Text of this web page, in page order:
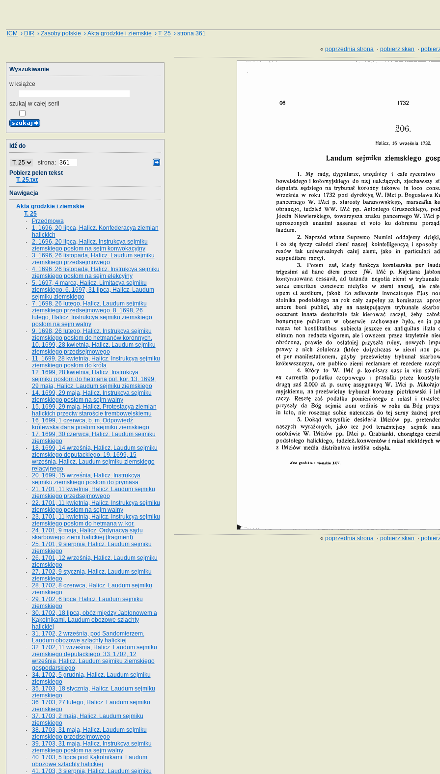
ICM › DIR ›Zasoby polskie ›Akta grodzkie i ziemskie ›T. 25 › strona 361
«poprzednia strona ·pobierz skan ·
«poprzednia strona ·pobierz skan ·
Wyszukiwanie
w książce
szukaj w całej serii
Idź do
strona:
Pobierz pełen tekst
T. 25.txt
Nawigacja
Akta grodzkie i ziemskie
T. 25
Przedmowa
1. 1696, 20 lipca, Halicz. Konfederacya ziemian
halickich
2. 1696, 20 lipca, Halicz. Instrukcya sejmiku
ziemskiego posłom na sejm konwokacyjny
3. 1696, 26 listopada, Halicz. Laudum sejmiku
ziemskiego przedsejmowego
4. 1696, 26 listopada, Halicz. Instrukcya sejmiku
ziemskiego posłom na sejm elekcyjny
5. 1697, 4 marca, Halicz. Limitacya sejmiku
ziemskiego. 6. 1697, 31 lipca, Halicz. Laudum
sejmiku ziemskiego
7. 1698, 26 lutego, Halicz. Laudum sejmiku
ziemskiego przedsejmowego. 8. 1698, 26
lutego, Halicz. Instrukcya sejmiku ziemskiego
posłom na sejm walny
9. 1698, 26 lutego, Halicz. Instrukcya sejmiku
ziemskiego posłom do hetmanów koronnych.
10. 1699, 28 kwietnia, Halicz. Laudum sejmiku
ziemskiego przedsejmowego
11. 1699, 28 kwietnia, Halicz. Instrukcya sejmiku
ziemskiego posłom do króla
12. 1699, 28 kwietnia, Halicz. Instrukcya
sejmiku posłom do hetmana pol. kor. 13. 1699,
29 maja, Halicz. Laudum sejmiku ziemskiego
14. 1699, 29 maja, Halicz. Instrukcya sejmiku
ziemskiego posłom na sejm walny
15. 1699, 29 maja, Halicz. Protestacya ziemian
halickich przeciw staroście trembowelskiemu
16. 1699, 1 czerwca, b. m. Odpowiedź
królewska dana posłom sejmiku ziemskiego
17. 1699, 30 czerwca, Halicz. Laudum sejmiku
ziemskiego
18. 1699, 14 września, Halicz. Laudum sejmiku
ziemskiego deputackiego. 19. 1699, 15
września, Halicz. Laudum sejmiku ziemskiego
relacyjnego
20. 1699, 15 września, Halicz. Instrukcya
sejmiku ziemskiego posłom do prymasa
21. 1701, 11 kwietnia, Halicz. Laudum sejmiku
ziemskiego przedsejmowego
22. 1701, 11 kwietnia, Halicz. Instrukcya sejmiku
ziemskiego posłom na sejm walny
23. 1701, 11 kwietnia, Halicz. Instrukcya sejmiku
ziemskiego posłom do hetmana w. kor.
24. 1701, 9 maja, Halicz. Ordynacya sądu
skarbowego ziemi halickiej (fragment)
25. 1701, 9 sierpnia, Halicz. Laudum sejmiku
ziemskiego
26. 1701, 12 września, Halicz. Laudum sejmiku
ziemskiego
27. 1702, 9 stycznia, Halicz. Laudum sejmiku
ziemskiego
28. 1702, 8 czerwca, Halicz. Laudum sejmiku
ziemskiego
29. 1702, 6 lipca, Halicz. Laudum sejmiku
ziemskiego
30. 1702, 18 lipca, obóz między Jabłonowem a
Kąkolnikami. Laudum obozowe szlachty
halickiej
31. 1702, 2 września, pod Sandomierzem.
Laudum obozowe szlachty halickiej
32. 1702, 11 września, Halicz. Laudum sejmiku
ziemskiego deputackiego. 33. 1702, 12
września, Halicz. Laudum sejmiku ziemskiego
gospodarskiego
34. 1702, 5 grudnia, Halicz. Laudum sejmiku
ziemskiego
35. 1703, 18 stycznia, Halicz. Laudum sejmiku
ziemskiego
36. 1703, 27 lutego, Halicz. Laudum sejmiku
ziemskiego
37. 1703, 2 maja, Halicz. Laudum sejmiku
ziemskiego
38. 1703, 31 maja, Halicz. Laudum sejmiku
ziemskiego przedsejmowego
39. 1703, 31 maja, Halicz. Instrukcya sejmiku
ziemskiego posłom na sejm walny
40. 1703, 5 lipca pod Kąkolnikami. Laudum
obozowe szlachty halickiej
41­. 1703, 3 sierpnia, Halicz. Laudum sejmiku